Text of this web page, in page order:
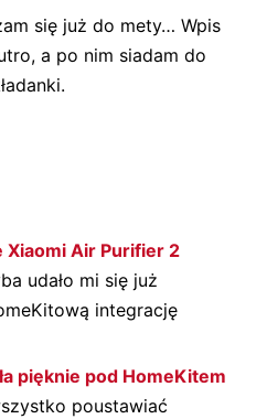
się już do mety… Wpis
a po nim siadam do
Air Purifier 2
udało mi się już
integrację
pięknie pod HomeKitem
poustawiać